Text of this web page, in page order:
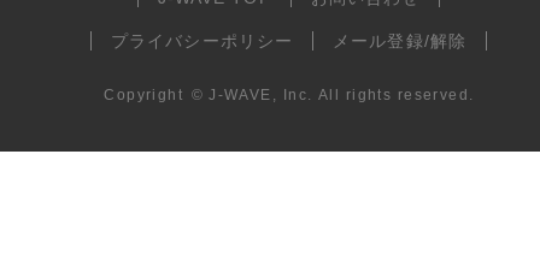
プライバシーポリシー メール登録/解除
Copyright © J-WAVE, Inc. All rights reserved.